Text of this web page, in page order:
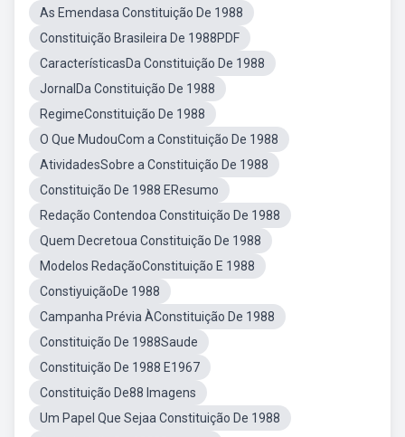
As Emendasa Constituição De 1988
Constituição Brasileira De 1988PDF
CaracterísticasDa Constituição De 1988
JornalDa Constituição De 1988
RegimeConstituição De 1988
O Que MudouCom a Constituição De 1988
AtividadesSobre a Constituição De 1988
Constituição De 1988 EResumo
Redação Contendoa Constituição De 1988
Quem Decretoua Constituição De 1988
Modelos RedaçãoConstituição E 1988
ConstiyuiçãoDe 1988
Campanha Prévia ÀConstituição De 1988
Constituição De 1988Saude
Constituição De 1988 E1967
Constituição De88 Imagens
Um Papel Que Sejaa Constituição De 1988